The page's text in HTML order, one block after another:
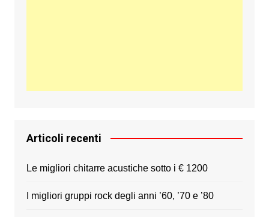
Articoli recenti
Le migliori chitarre acustiche sotto i € 1200
I migliori gruppi rock degli anni ’60, ’70 e ’80